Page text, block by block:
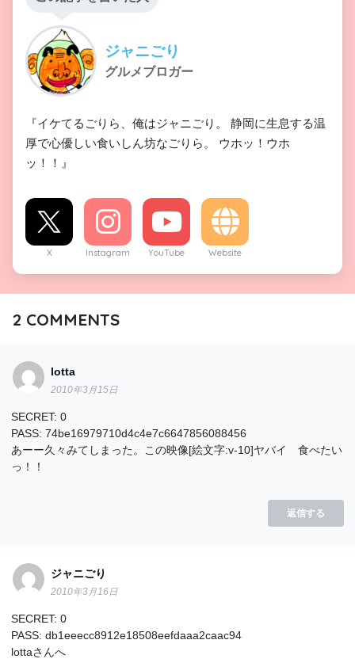
ジャニごり
グルメブロガー
『イケてるごりら、俺はジャニごり。 静岡に生息する温
厚で心優しい食いしん坊なごりら。 ウホッ！ウホ
ッ！！』
X Instagram YouTube Website
2 COMMENTS
lotta
2010年3月15日
SECRET: 0
PASS: 74be16979710d4c4e7c6647856088456
あーー久々みてしまった。この映像[絵文字:v-10]ヤバイ 食べたい
っ！！
返信する
ジャニごり
2010年3月16日
SECRET: 0
PASS: db1eeecc8912e18508eefdaaa2caac94
lottaさんへ